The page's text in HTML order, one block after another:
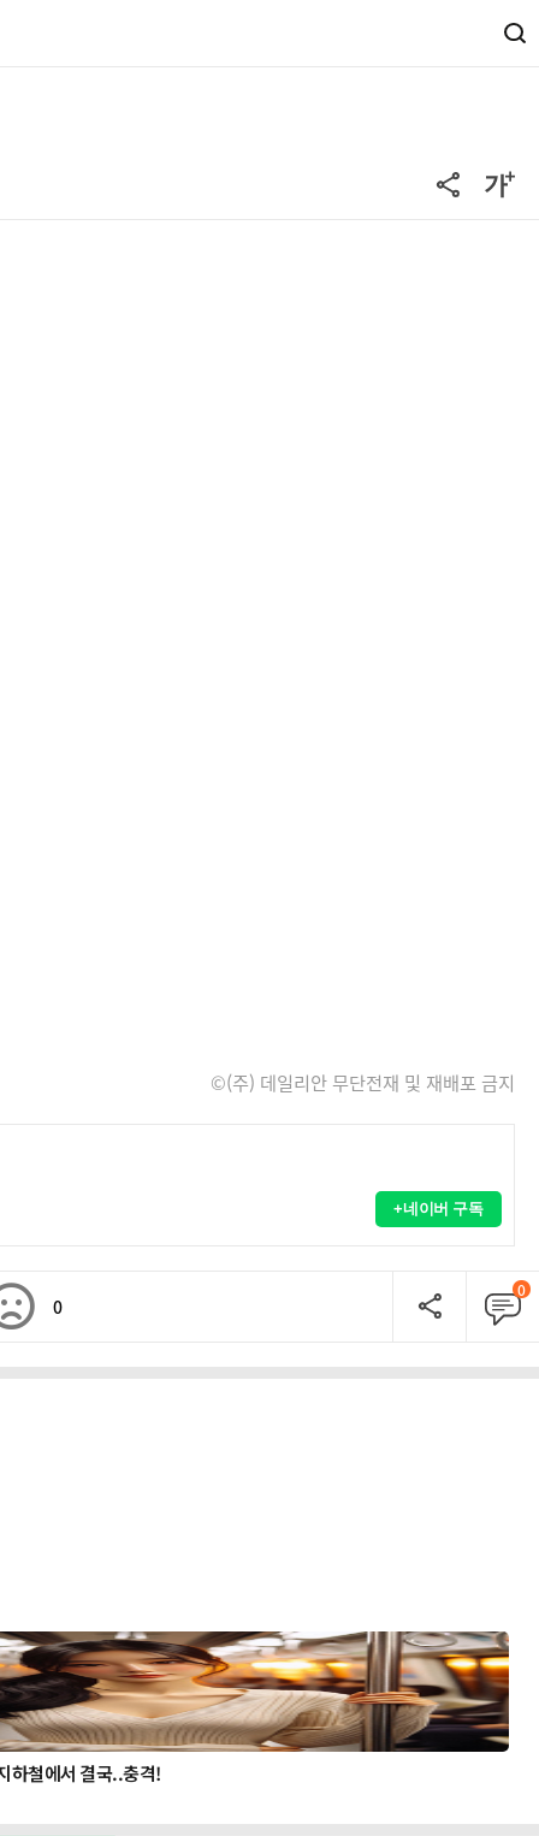
©(주) 데일리안 무단전재 및 재배포 금지
+네이버 구독
0
0